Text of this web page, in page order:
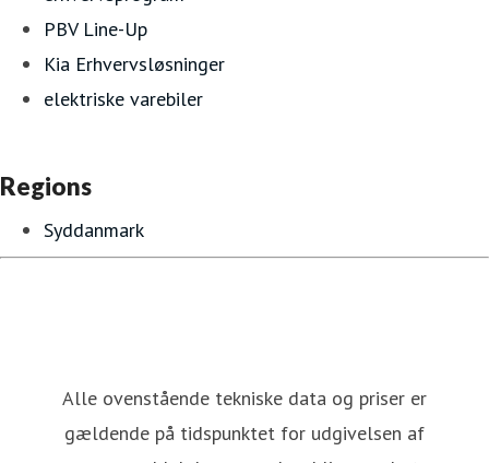
PBV Line-Up
Kia Erhvervsløsninger
elektriske varebiler
Regions
Syddanmark
Alle ovenstående tekniske data og priser er
gældende på tidspunktet for udgivelsen af